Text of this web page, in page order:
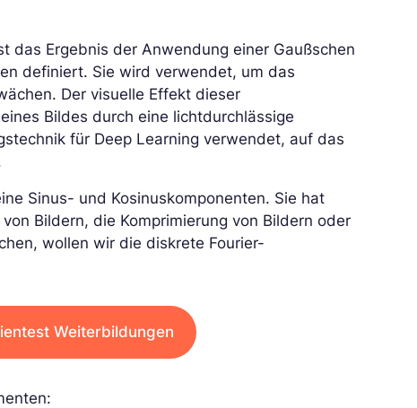
das Ergebnis der Anwendung einer Gaußschen
definiert. Sie wird verwendet, um das
Der visuelle Effekt dieser
Bildes durch eine lichtdurchlässige
für Deep Learning verwendet, auf das
Sinus- und Kosinuskomponenten. Sie hat
Bildern, die Komprimierung von Bildern oder
wollen wir die diskrete Fourier-
Weiterbildungen